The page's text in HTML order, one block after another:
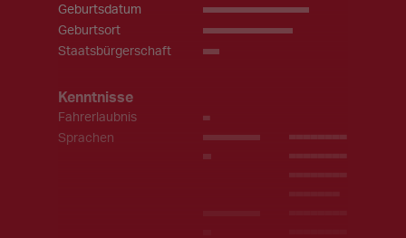
Geburtsdatum _____________
Geburtsort ___________
Staatsbürgerschaft EU
Kenntnisse
Fahrerlaubnis _
Sprachen _______
_
(_______
________